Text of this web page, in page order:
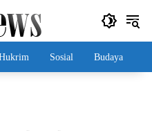
Sosial Budaya